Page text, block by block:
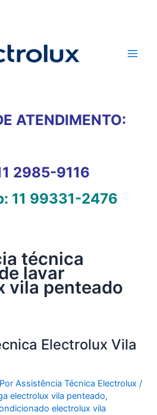
ATENDIMENTO:
2985-9116
11 99331-2476
técnica
lavar
vila penteado
Electrolux Vila
Assistência Técnica Electrolux/
electrolux vila penteado,
electrolux vila